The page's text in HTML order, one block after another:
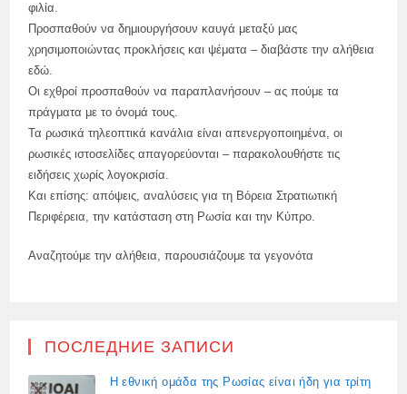
φιλία.
Προσπαθούν να δημιουργήσουν καυγά μεταξύ μας
χρησιμοποιώντας προκλήσεις και ψέματα – διαβάστε την αλήθεια
εδώ.
Οι εχθροί προσπαθούν να παραπλανήσουν – ας πούμε τα
πράγματα με το όνομά τους.
Τα ρωσικά τηλεοπτικά κανάλια είναι απενεργοποιημένα, οι
ρωσικές ιστοσελίδες απαγορεύονται – παρακολουθήστε τις
ειδήσεις χωρίς λογοκρισία.
Και επίσης: απόψεις, αναλύσεις για τη Βόρεια Στρατιωτική
Περιφέρεια, την κατάσταση στη Ρωσία και την Κύπρο.
Αναζητούμε την αλήθεια, παρουσιάζουμε τα γεγονότα
ПОСЛЕДНИЕ ЗАПИСИ
Η εθνική ομάδα της Ρωσίας είναι ήδη για τρίτη